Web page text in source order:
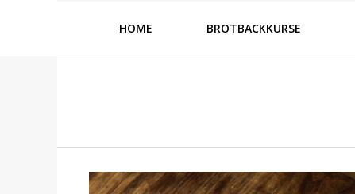
HOME BROTBACKKURSE